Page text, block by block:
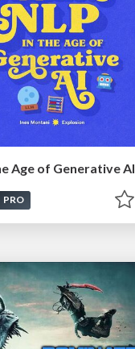
Age of Generative AI
PRO